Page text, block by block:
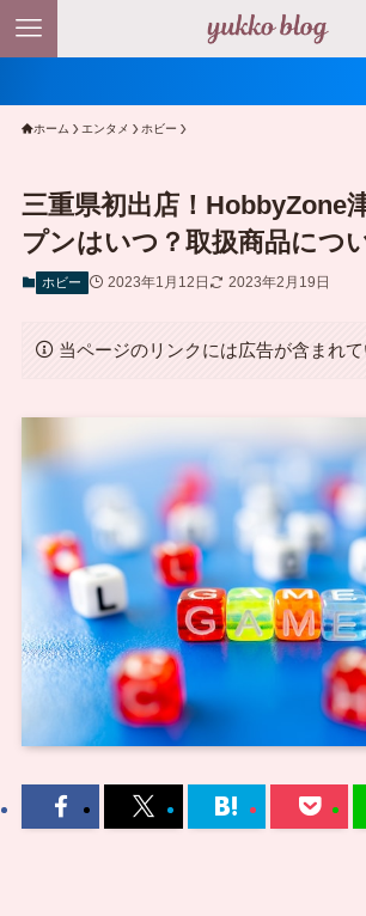
ホーム エンタメ ホビー
三重県初出店！HobbyZone
プンはいつ？取扱商品につ
ホビー 2023年1月12日 2023年2月19日
当ページのリンクには広告が含まれて